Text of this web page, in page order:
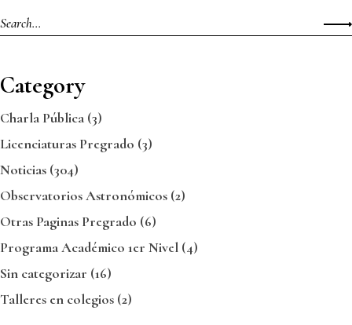
Category
Charla Pública (3)
Licenciaturas Pregrado (3)
Noticias (304)
Observatorios Astronómicos (2)
Otras Paginas Pregrado (6)
Programa Académico 1er Nivel (4)
Sin categorizar (16)
Talleres en colegios (2)